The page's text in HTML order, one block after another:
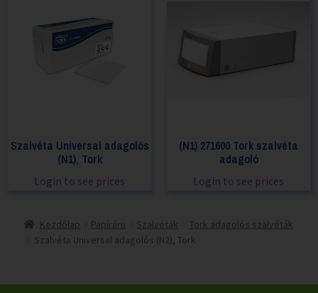
Szalvéta Universal adagolós
(N1), Tork
Login to see prices
(N1) 271600 Tork szalvéta
adagoló
Login to see prices
Kezdőlap Papíráru Szalvéták
Tork adagolós szalvéták
Szalvéta Universal adagolós (N2), Tork